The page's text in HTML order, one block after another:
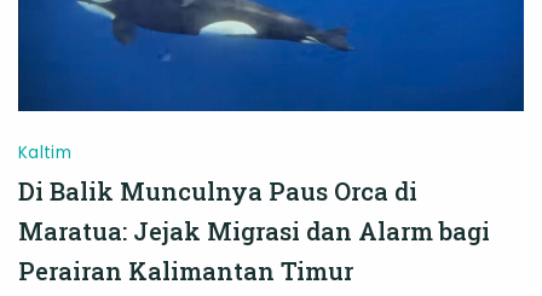
Kaltim
Di Balik Munculnya Paus Orca di
Maratua: Jejak Migrasi dan Alarm bagi
Perairan Kalimantan Timur